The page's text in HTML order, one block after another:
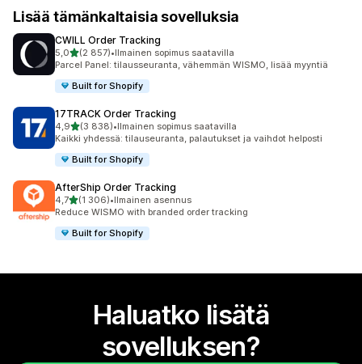
Lisää tämänkaltaisia sovelluksia
CWILL Order Tracking
5,0/ 5 tähteä
(2 857)
2857 arvostelua yhteensä
•Ilmainen sopimus saatavilla
Parcel Panel: tilausseuranta, vähemmän WISMO, lisää myyntiä
Built for Shopify
17TRACK Order Tracking
4,9/ 5 tähteä
(3 838)
3838 arvostelua yhteensä
•Ilmainen sopimus saatavilla
Kaikki yhdessä: tilauseuranta, palautukset ja vaihdot helposti
Built for Shopify
AfterShip Order Tracking
4,7/ 5 tähteä
(1 306)
1306 arvostelua yhteensä
•Ilmainen asennus
Reduce WISMO with branded order tracking
Built for Shopify
Haluatko lisätä
sovelluksen?